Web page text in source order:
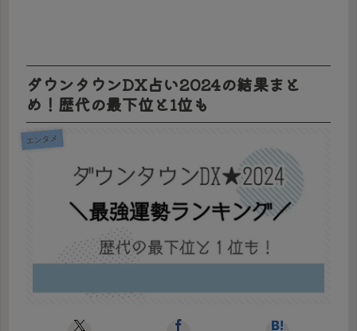
ダウンタウンDX占い2024の結果まと
め！歴代の最下位と1位も
エンタメ